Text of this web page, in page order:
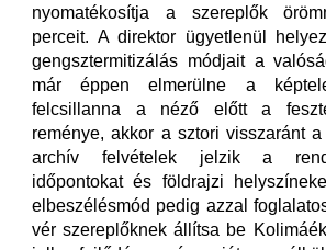
nyomatékosítja a szereplők
perceit. A direktor ügyetlenül
gengsztermitizálás módjait a
már éppen elmerülne a
felcsillanna a néző előtt a
reménye, akkor a sztori visszaránt
archív felvételek jelzik a
időpontokat és földrajzi
elbeszélésmód pedig azzal
vér szereplőknek állítsa be